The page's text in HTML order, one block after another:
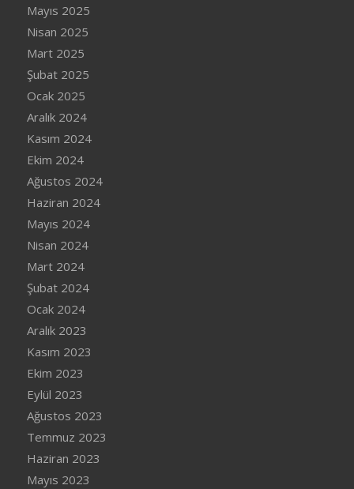
Mayıs 2025
Nisan 2025
Mart 2025
Şubat 2025
Ocak 2025
Aralık 2024
Kasım 2024
Ekim 2024
Ağustos 2024
Haziran 2024
Mayıs 2024
Nisan 2024
Mart 2024
Şubat 2024
Ocak 2024
Aralık 2023
Kasım 2023
Ekim 2023
Eylül 2023
Ağustos 2023
Temmuz 2023
Haziran 2023
Mayıs 2023